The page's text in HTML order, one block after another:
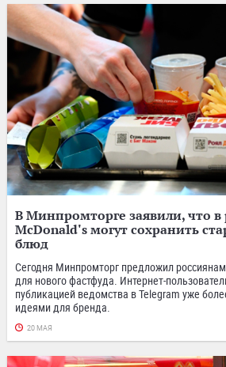
В Минпромторге заявили, что в
McDonald's могут сохранить
блюд
Сегодня Минпромторг предложил
для нового фастфуда. Интернет-
публикацией ведомства в Telegram уже
идеями для бренда.
20 МАЯ